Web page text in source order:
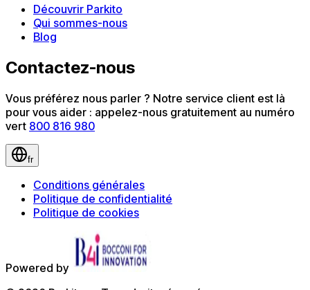
Découvrir Parkito
Qui sommes-nous
Blog
Contactez-nous
Vous préférez nous parler ? Notre service client est là
pour vous aider : appelez-nous gratuitement au numéro
vert 800 816 980
fr
Conditions générales
Politique de confidentialité
Politique de cookies
Powered by